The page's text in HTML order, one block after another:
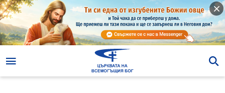
25. Когато научих, че майка ми ще бъде премахната